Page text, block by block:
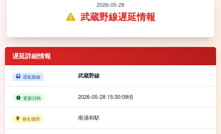
2026-05-28
武蔵野線遅延情報
遅延詳細情報
遅延路線 武蔵野線
更新日時 2026-05-28 15:30:09頃
発生場所 南浦和駅